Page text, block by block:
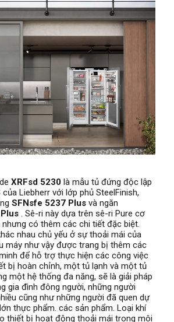
XRFsd 5230 là mẫu tủ đứng độc lập
của Liebherr với lớp phủ SteelFinish,
SFNsfe 5237 Plus và ngăn
. Sê-ri này dựa trên sê-ri Pure cơ
nhưng có thêm các chi tiết đặc biệt.
nhau chủ yếu ở sự thoải mái của
máy như vậy được trang bị thêm các
để hỗ trợ thực hiện các công việc
bị hoàn chỉnh, một tủ lạnh và một tủ
một hệ thống đa năng, sẽ là giải pháp
gia đình đông người, những người
cũng như những người đã quen dự
thực phẩm. các sản phẩm. Loại khí
thiết bị hoạt động thoải mái trong môi